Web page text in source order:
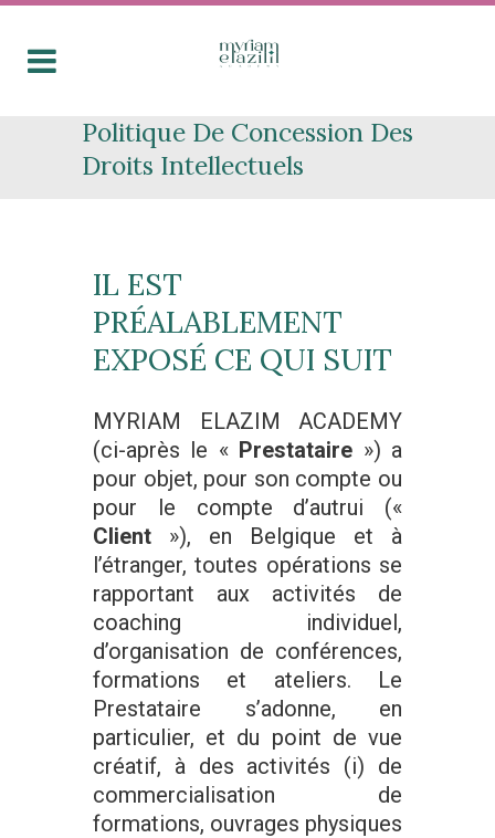
Politique De Concession Des
Droits Intellectuels
IL EST
PRÉALABLEMENT
EXPOSÉ CE QUI SUIT
MYRIAM ELAZIM ACADEMY
(ci-après le « Prestataire ») a
pour objet, pour son compte ou
pour le compte d’autrui («
Client »), en Belgique et à
l’étranger, toutes opérations se
rapportant aux activités de
coaching individuel,
d’organisation de conférences,
formations et ateliers. Le
Prestataire s’adonne, en
particulier, et du point de vue
créatif, à des activités (i) de
commercialisation de
formations, ouvrages physiques